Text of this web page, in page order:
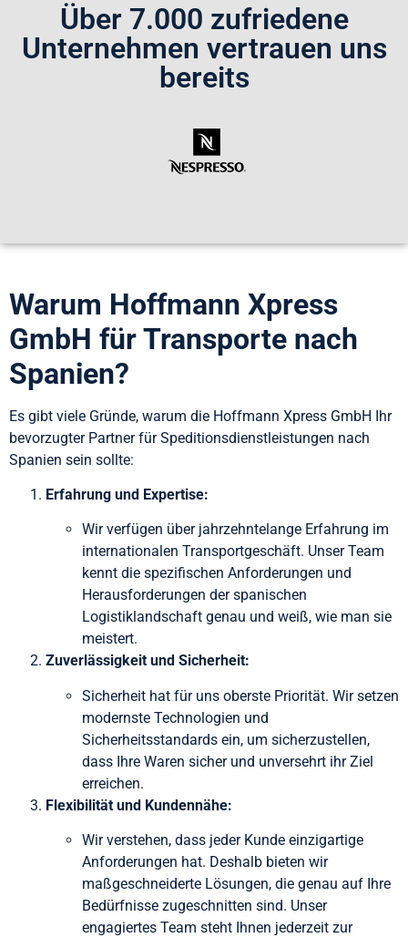
Über 7.000 zufriedene
Unternehmen vertrauen uns
bereits
Warum Hoffmann Xpress
GmbH für Transporte nach
Spanien?
Es gibt viele Gründe, warum die Hoffmann Xpress GmbH Ihr
bevorzugter Partner für Speditionsdienstleistungen nach
Spanien sein sollte:
Erfahrung und Expertise:
Wir verfügen über jahrzehntelange Erfahrung im
internationalen Transportgeschäft. Unser Team
kennt die spezifischen Anforderungen und
Herausforderungen der spanischen
Logistiklandschaft genau und weiß, wie man sie
meistert.
Zuverlässigkeit und Sicherheit:
Sicherheit hat für uns oberste Priorität. Wir setzen
modernste Technologien und
Sicherheitsstandards ein, um sicherzustellen,
dass Ihre Waren sicher und unversehrt ihr Ziel
erreichen.
Flexibilität und Kundennähe:
Wir verstehen, dass jeder Kunde einzigartige
Anforderungen hat. Deshalb bieten wir
maßgeschneiderte Lösungen, die genau auf Ihre
Bedürfnisse zugeschnitten sind. Unser
engagiertes Team steht Ihnen jederzeit zur